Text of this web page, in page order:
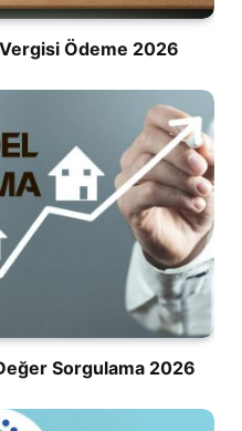
Ödeme 2026
Sorgulama 2026